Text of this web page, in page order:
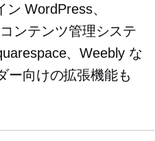
ン WordPress、
ンテンツ管理システ
、Weebly な
ー向けの拡張機能も